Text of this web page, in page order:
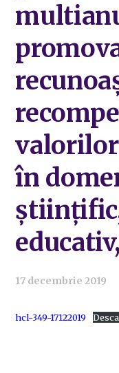
în
17 decembrie 2019
hcl-349-17122019